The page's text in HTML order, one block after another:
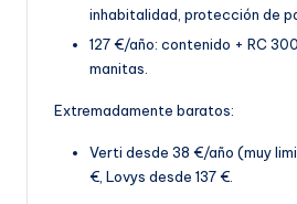
inhabitalidad, protección de
127 €/año: contenido + RC
manitas
Extremadamente baratos:
Verti desde 38 €/año (muy
€, Lovys desde 137 €.